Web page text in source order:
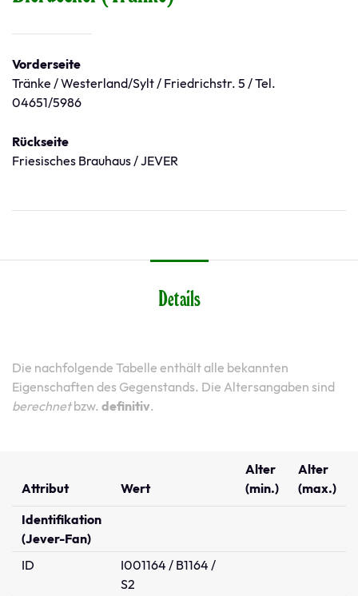
Vorderseite
Tränke / Westerland/Sylt / Friedrichstr. 5 / Tel.
04651/5986
Rückseite
Friesisches Brauhaus / JEVER
Details
Die nachfolgende Tabelle enthält alle bekannten
Eigenschaften des Gegenstands. Die Altersangaben sind
berechnetbzw. definitiv.
Attribut Wert
Alter
(min.)
Alter
(max.)
Identifikation
(Jever-Fan)
ID
I001164 / B1164 /
S2